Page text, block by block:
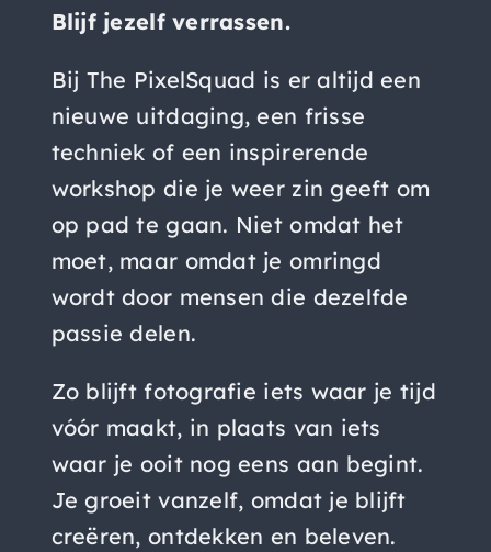
Blijf jezelf verrassen.
Bij The PixelSquad is er altijd een
nieuwe uitdaging, een frisse
techniek of een inspirerende
workshop die je weer zin geeft om
op pad te gaan. Niet omdat het
moet, maar omdat je omringd
wordt door mensen die dezelfde
passie delen.
Zo blijft fotografie iets waar je tijd
vóór maakt, in plaats van iets
waar je ooit nog eens aan begint.
Je groeit vanzelf, omdat je blijft
creëren, ontdekken en beleven.